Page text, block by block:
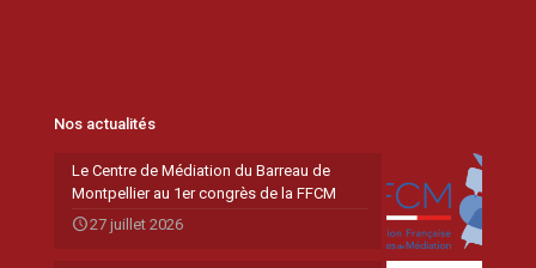
Nos actualités
Le Centre de Médiation du Barreau de
Montpellier au 1er congrès de la FFCM
27 juillet 2026